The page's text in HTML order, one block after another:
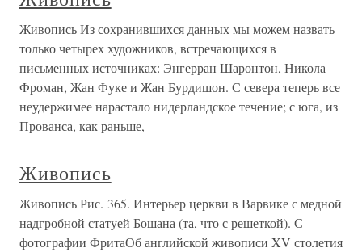
Живопись Из сохранившихся данных мы можем назвать
только четырех художников, встречающихся в
письменных источниках: Энгерран Шаронтон, Никола
Фроман, Жан Фуке и Жан Бурдишон. С севера теперь все
неудержимее нарастало нидерландское течение; с юга, из
Прованса, как раньше,
Живопись
Живопись Рис. 365. Интерьер церкви в Варвике с медной
надгробной статуей Бошана (та, что с решеткой). С
фотографии ФритаОб английской живописи XV столетия